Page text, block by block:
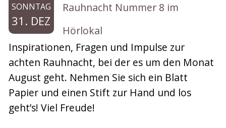
Über das Projekt
Mitmachen
Kontakt
SONNTAG
31. DEZ
Rauhnacht Nummer 8 im
Hörlokal
Inspirationen, Fragen und Impulse zur
achten Rauhnacht, bei der es um den Monat
August geht. Nehmen Sie sich ein Blatt
Papier und einen Stift zur Hand und los
geht’s! Viel Freude!